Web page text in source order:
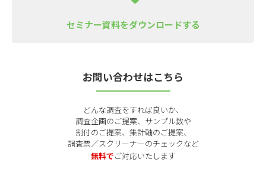
セミナー資料をダウンロードする
お問い合わせはこちら
どんな調査をすれば良いか、
調査企画のご提案、サンプル数や
割付のご提案、集計軸のご提案、
調査票／スクリーナーのチェックなど
無料でご対応いたします